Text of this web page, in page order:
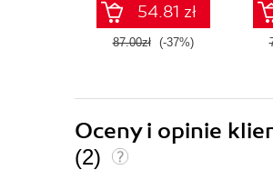
54.81 zł
87.00zł (-37%)
Oceny i opinie
(2)